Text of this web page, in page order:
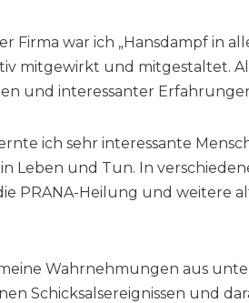
Firma war ich „Hansdampf in
mitgewirkt und mitgestaltet.
und interessanter
ich sehr interessante
Leben und Tun. In
PRANA-Heilung und weitere
Wahrnehmungen aus
Schicksalsereignissen und